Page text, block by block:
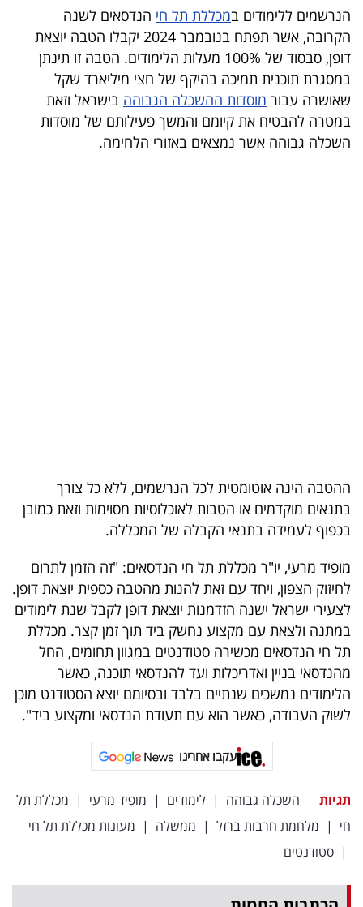
קריירה
ולימודים
מינויים
רייטינג
40
UNDER
40
שיתופי
פעולה
דרושים
מייל
אדום
הנרשמים ללימודים במכללת תל חי הנדסאים לשנה
הקרובה, אשר תפתח בנובמבר 2024 יקבלו הטבה יוצאת
דופן, סבסוד של 100% מעלות הלימודים. הטבה זו תינתן
במסגרת תוכנית תמיכה בהיקף של חצי מיליארד שקל
שאושרה עבור מוסדות ההשכלה הגבוהה בישראל וזאת
במטרה להבטיח את קיומם והמשך פעילותם של מוסדות
השכלה גבוהה אשר נמצאים באזורי הלחימה.
ההטבה הינה אוטומטית לכל הנרשמים, ללא כל צורך
בתנאים מוקדמים או הטבות לאוכלוסיות מסוימות וזאת כמובן
בכפוף לעמידה בתנאי הקבלה של המכללה.
מופיד מרעי, יו"ר מכללת תל חי הנדסאים: "זה הזמן לתרום
לחיזוק הצפון, ויחד עם זאת להנות מהטבה כספית יוצאת דופן.
לצעירי ישראל ישנה הזדמנות יוצאת דופן לקבל שנת לימודים
במתנה ולצאת עם מקצוע נחשק ביד תוך זמן קצר. מכללת
תל חי הנדסאים מכשירה סטודנטים במגוון תחומים, החל
מהנדסאי בניין ואדריכלות ועד להנדסאי תוכנה, כאשר
הלימודים נמשכים שנתיים בלבד ובסיומם יוצא הסטודנט מוכן
לשוק העבודה, כאשר הוא עם תעודת הנדסאי ומקצוע ביד".
עקבו אחרינו
תגיות השכלה גבוהה | לימודים | מופיד מרעי | מכללת תל
חי | מלחמת חרבות ברזל | ממשלה | מעונות מכללת תל חי
| סטודנטים